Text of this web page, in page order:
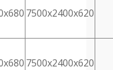
7500x2400x620
7500x2400x620